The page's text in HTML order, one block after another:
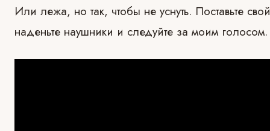
Или лежа, но так, чтобы не уснуть. Поставьте
наденьте наушники и следуйте за моим голосом.